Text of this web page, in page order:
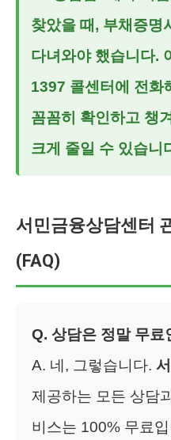
찾았을 때, 부채증명
다녀와야 했습니다.
1397 콜센터에 전화
꼼꼼히 확인하고 챙
크게 줄일 수 있습니
서민금융상담센터
(FAQ)
Q. 상담은 정말 무료
A. 네, 그렇습니다.
제공하는 모든 상담
비스는 100% 무료